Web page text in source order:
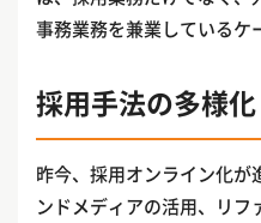
事務業務を兼業しているケ
採用手法の多様化
昨今、採用オンライン化が
ンドメディアの活用、リフ